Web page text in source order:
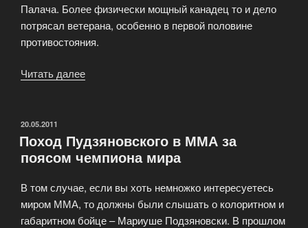
Палача. Более физически мощный канадец то и дело
потрясал ветерана, особенно в первой половине
противостояния.
Читать далее
ОПУБЛИКОВАНО
20.05.2011
Поход Пудзяновского в ММА за
поясом чемпиона мира
В том случае, если вы хоть немножко интересуетесь
миром ММА, то должны были слышать о колоритном и
габаритном бойце – Мариуше Подзяновски. В прошлом